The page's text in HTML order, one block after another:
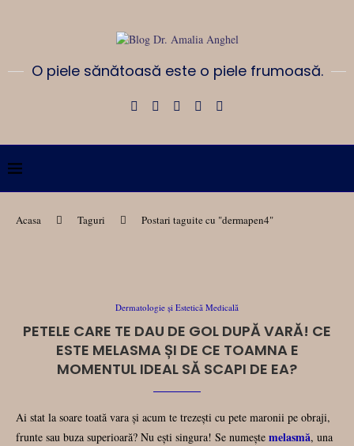
O piele sănătoasă este o piele frumoasă.
Acasa Taguri Postari taguite cu "dermapen4"
Dermatologie și Estetică Medicală
PETELE CARE TE DAU DE GOL DUPĂ VARĂ! CE
ESTE MELASMA ȘI DE CE TOAMNA E
MOMENTUL IDEAL SĂ SCAPI DE EA?
Ai stat la soare toată vara și acum te trezești cu pete maronii pe obraji,
frunte sau buza superioară? Nu ești singura! Se numește melasmă, una